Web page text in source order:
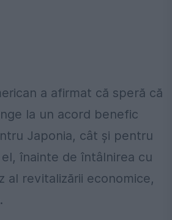
a afirmat că speră că
la un acord benefic
Japonia, cât și pentru
el, înainte de întâlnirea cu
al revitalizării economice,